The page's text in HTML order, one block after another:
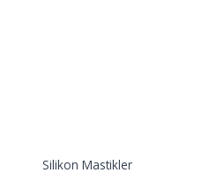
Silikon Mastikler